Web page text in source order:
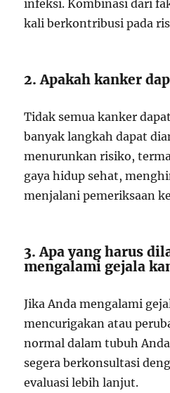
infeksi. Kombinasi dari
kali berkontribusi pada
2. Apakah kanker
Tidak semua kanker
banyak langkah dapat
menurunkan risiko,
gaya hidup sehat,
menjalani pemeriksaan
3. Apa yang harus
mengalami gejala
Jika Anda mengalami
mencurigakan atau
normal dalam tubuh
segera berkonsultasi
evaluasi lebih lanjut.